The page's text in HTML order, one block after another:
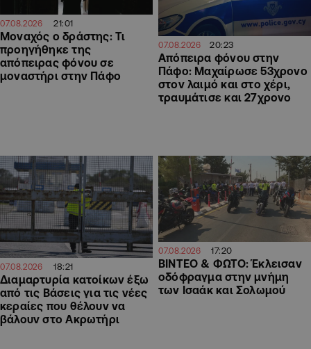
07.08.2026 21:01
Μοναχός ο δράστης: Τι
προηγήθηκε της
απόπειρας φόνου σε
μοναστήρι στην Πάφο
07.08.2026 20:23
Απόπειρα φόνου στην
Πάφο: Μαχαίρωσε 53χρονο
στον λαιμό και στο χέρι,
τραυμάτισε και 27χρονο
07.08.2026 18:21
Διαμαρτυρία κατοίκων έξω
από τις Βάσεις για τις νέες
κεραίες που θέλουν να
βάλουν στο Ακρωτήρι
07.08.2026 17:20
ΒΙΝΤΕΟ & ΦΩΤΟ: Έκλεισαν
οδόφραγμα στην μνήμη
των Ισαάκ και Σολωμού